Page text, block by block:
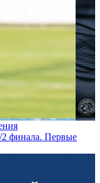
2 финала. Первые